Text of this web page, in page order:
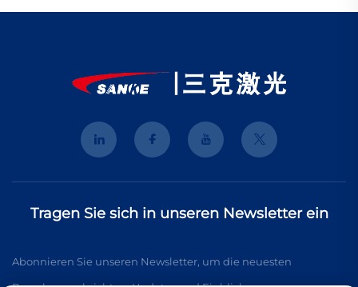
Tragen Sie sich in unseren Newsletter ein
Abonnieren Sie unseren Newsletter, um die neuesten